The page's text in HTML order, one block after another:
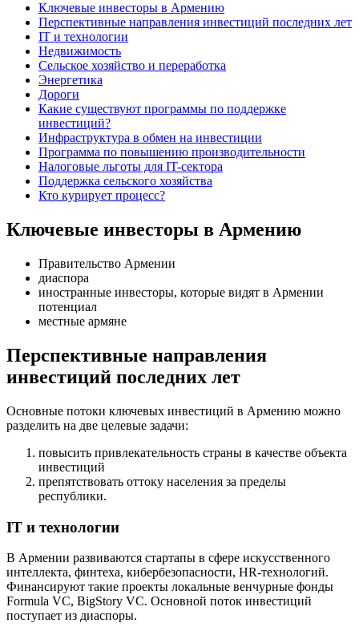
Ключевые инвесторы в Армению
Перспективные направления инвестиций последних лет
IT и технологии
Недвижимость
Сельское хозяйство и переработка
Энергетика
Дороги
Какие существуют программы по поддержке
инвестиций?
Инфраструктура в обмен на инвестиции
Программа по повышению производительности
Налоговые льготы для IT-сектора
Поддержка сельского хозяйства
Кто курирует процесс?
Ключевые инвесторы в Армению
Правительство Армении
диаспора
иностранные инвесторы, которые видят в Армении
потенциал
местные армяне
Перспективные направления
инвестиций последних лет
Основные потоки ключевых инвестиций в Армению можно
разделить на две целевые задачи:
повысить привлекательность страны в качестве объекта
инвестиций
препятствовать оттоку населения за пределы
республики.
IT и технологии
В Армении развиваются стартапы в сфере искусственного
интеллекта, финтеха, кибербезопасности, HR-технологий.
Финансируют такие проекты локальные венчурные фонды
Formula VC, BigStory VC. Основной поток инвестиций
поступает из диаспоры.